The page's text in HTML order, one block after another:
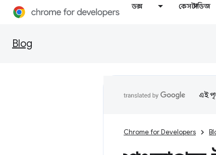
ডক্স কেস স্টাডিজ
Blog
এই
Chrome for Developers